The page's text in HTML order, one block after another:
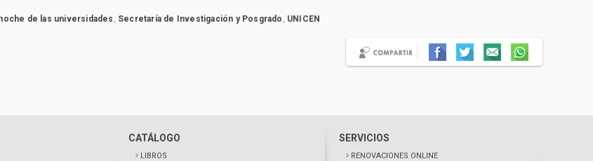
de las universidades , Secretaría de Investigación y Posgrado , UNICEN
CATÁLOGO
LIBROS
SERVICIOS
RENOVACIONES ONLINE